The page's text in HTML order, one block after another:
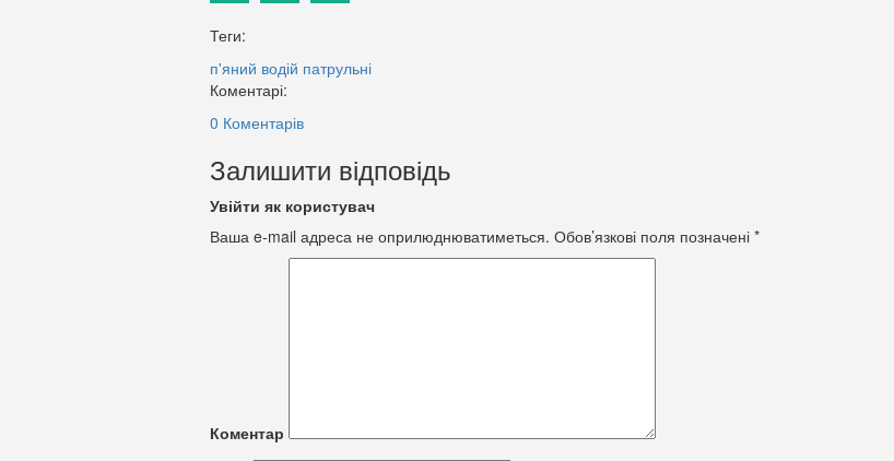
Теги:
п'яний водій патрульні
Коментарі:
0 Коментарів
Залишити відповідь
Увійти як користувач
Ваша e-mail адреса не оприлюднюватиметься. Обов’язкові поля позначені *
Коментар